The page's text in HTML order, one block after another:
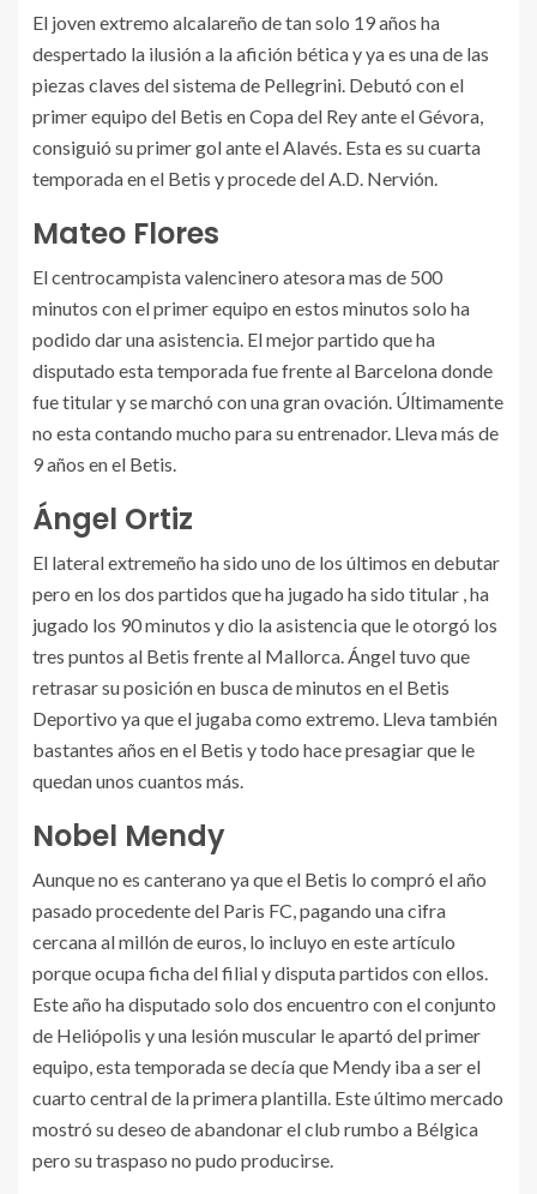
El joven extremo alcalareño de tan solo 19 años ha
despertado la ilusión a la afición bética y ya es una de las
piezas claves del sistema de Pellegrini. Debutó con el
primer equipo del Betis en Copa del Rey ante el Gévora,
consiguió su primer gol ante el Alavés. Esta es su cuarta
temporada en el Betis y procede del A.D. Nervión.
Mateo Flores
El centrocampista valencinero atesora mas de 500
minutos con el primer equipo en estos minutos solo ha
podido dar una asistencia. El mejor partido que ha
disputado esta temporada fue frente al Barcelona donde
fue titular y se marchó con una gran ovación. Últimamente
no esta contando mucho para su entrenador. Lleva más de
9 años en el Betis.
Ángel Ortiz
El lateral extremeño ha sido uno de los últimos en debutar
pero en los dos partidos que ha jugado ha sido titular , ha
jugado los 90 minutos y dio la asistencia que le otorgó los
tres puntos al Betis frente al Mallorca. Ángel tuvo que
retrasar su posición en busca de minutos en el Betis
Deportivo ya que el jugaba como extremo. Lleva también
bastantes años en el Betis y todo hace presagiar que le
quedan unos cuantos más.
Nobel Mendy
Aunque no es canterano ya que el Betis lo compró el año
pasado procedente del Paris FC, pagando una cifra
cercana al millón de euros, lo incluyo en este artículo
porque ocupa ficha del filial y disputa partidos con ellos.
Este año ha disputado solo dos encuentro con el conjunto
de Heliópolis y una lesión muscular le apartó del primer
equipo, esta temporada se decía que Mendy iba a ser el
cuarto central de la primera plantilla. Este último mercado
mostró su deseo de abandonar el club rumbo a Bélgica
pero su traspaso no pudo producirse.